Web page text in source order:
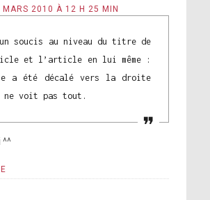
MARS 2010 À 12 H 25 MIN
soucis au niveau du titre de
et l’article en lui même :
a été décalé vers la droite
ne voit pas tout.